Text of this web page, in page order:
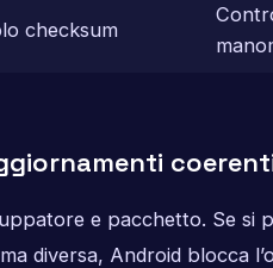
checksum
e pacchetto. Se si
diversa, Android blocca